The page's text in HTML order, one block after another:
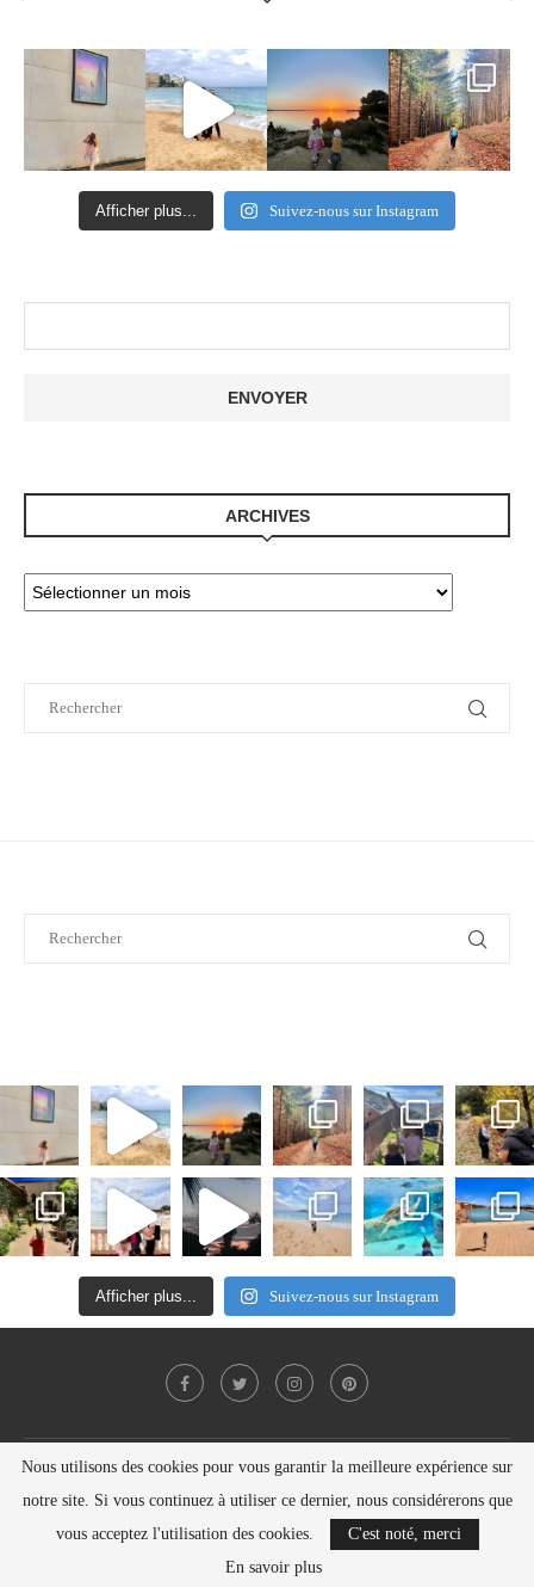
Afficher plus... Suivez-nous sur Instagram
ARCHIVES
Afficher plus... Suivez-nous sur Instagram
Politique de confidentialité Contact
Copyright © Nelly SEILER 2021
BACK TO TOP
Nous utilisons des cookies pour vous garantir la meilleure expérience sur
notre site. Si vous continuez à utiliser ce dernier, nous considérerons que
vous acceptez l'utilisation des cookies.
C'est noté, merci
En savoir plus